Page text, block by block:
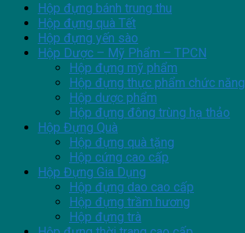
Hộp đựng bánh trung thu
Hộp đựng quà Tết
Hộp đựng yến sào
Hộp Dược – Mỹ Phẩm – TPCN
Hộp đựng mỹ phẩm
Hộp đựng thực phẩm chức năng
Hộp dược phẩm
Hộp đựng đông trùng hạ thảo
Hộp Đựng Quà
Hộp đựng quà tặng
Hộp cứng cao cấp
Hộp Đựng Gia Dụng
Hộp đựng dao cao cấp
Hộp đựng trầm hương
Hộp đựng trà